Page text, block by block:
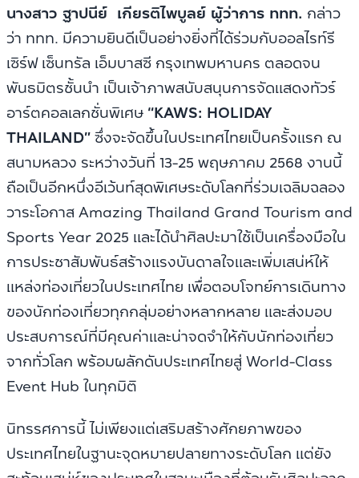
นางสาว ฐาปนีย์ เกียรติไพบูลย์ ผู้ว่าการ ททท. กล่าว
ว่า ททท. มีความยินดีเป็นอย่างยิ่งที่ได้ร่วมกับออลไรท์รี
เซิร์ฟ เซ็นทรัล เอ็มบาสซี กรุงเทพมหานคร ตลอดจน
พันธมิตรชั้นนำ เป็นเจ้าภาพสนับสนุนการจัดแสดงทัวร์
อาร์ตคอลเลกชั่นพิเศษ “KAWS: HOLIDAY
THAILAND”ซึ่งจะจัดขึ้นในประเทศไทยเป็นครั้งแรก ณ
สนามหลวง ระหว่างวันที่ 13-25 พฤษภาคม 2568 งานนี้
ถือเป็นอีกหนึ่งอีเว้นท์สุดพิเศษระดับโลกที่ร่วมเฉลิมฉลอง
วาระโอกาส Amazing Thailand Grand Tourism and
Sports Year 2025 และได้นำศิลปะมาใช้เป็นเครื่องมือใน
การประชาสัมพันธ์สร้างแรงบันดาลใจและเพิ่มเสน่ห์ให้
แหล่งท่องเที่ยวในประเทศไทย เพื่อตอบโจทย์การเดินทาง
ของนักท่องเที่ยวทุกกลุ่มอย่างหลากหลาย และส่งมอบ
ประสบการณ์ที่มีคุณค่าและน่าจดจำให้กับนักท่องเที่ยว
จากทั่วโลก พร้อมผลักดันประเทศไทยสู่ World-Class
Event Hub ในทุกมิติ
นิทรรศการนี้ ไม่เพียงแต่เสริมสร้างศักยภาพของ
ประเทศไทยในฐานะจุดหมายปลายทางระดับโลก แต่ยัง